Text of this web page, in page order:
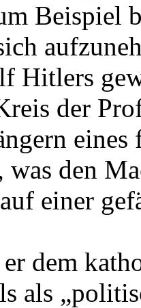
Beispiel
Hitlers
der
den
einer
dem
als